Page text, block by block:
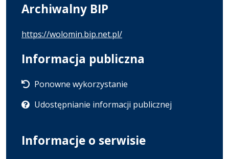
Archiwalny BIP
https://wolomin.bip.net.pl/
Informacja publiczna
Ponowne wykorzystanie
Udostępnianie informacji publicznej
Informacje o serwisie